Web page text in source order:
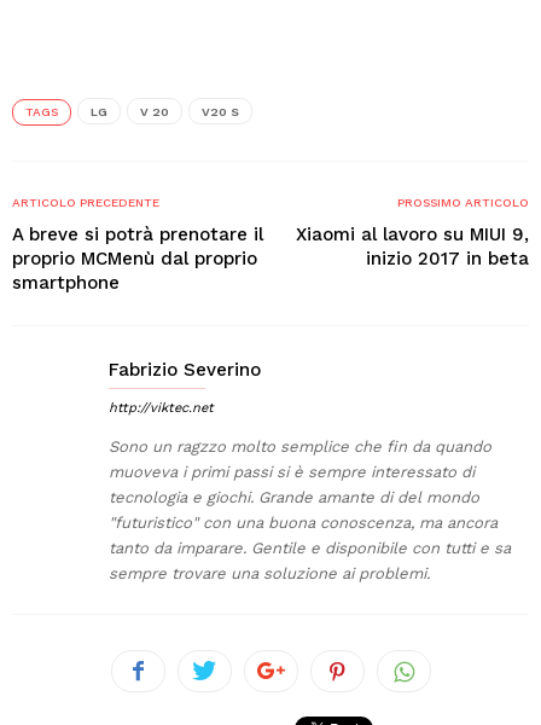
TAGS LG V 20 V20 S
ARTICOLO PRECEDENTE
A breve si potrà prenotare il
proprio MCMenù dal proprio
smartphone
PROSSIMO ARTICOLO
Xiaomi al lavoro su MIUI 9,
inizio 2017 in beta
Fabrizio Severino
http://viktec.net
Sono un ragzzo molto semplice che fin da quando
muoveva i primi passi si è sempre interessato di
tecnologia e giochi. Grande amante di del mondo
"futuristico" con una buona conoscenza, ma ancora
tanto da imparare. Gentile e disponibile con tutti e sa
sempre trovare una soluzione ai problemi.